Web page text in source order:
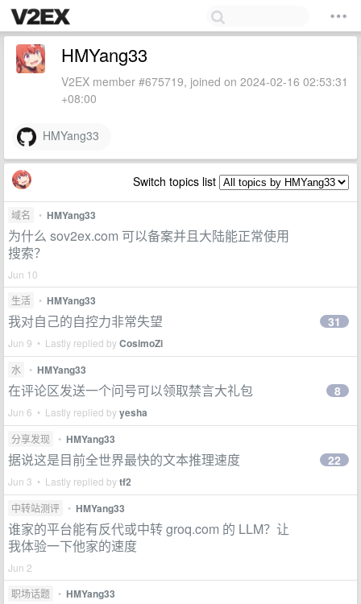
HMYang33
V2EX member #675719, joined on 2024-02-16 02:53:31
+08:00
HMYang33
Switch topics list
域名 • HMYang33
为什么 sov2ex.com 可以备案并且大陆能正常使用
搜索？
Jun 10
生活
• HMYang33
我对自己的自控力非常失望
Jun 9 • Lastly replied byCosimoZi
31
水 • HMYang33
在评论区发送一个问号可以领取禁言大礼包
Jun 6 • Lastly replied byyesha
8
分享发现 • HMYang33
据说这是目前全世界最快的文本推理速度
Jun 3 • Lastly replied bytf2
22
中转站测评 • HMYang33
谁家的平台能有反代或中转 groq.com 的 LLM？让
我体验一下他家的速度
Jun 2
职场话题
• HMYang33